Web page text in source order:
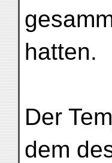
hatten.
Der
dem